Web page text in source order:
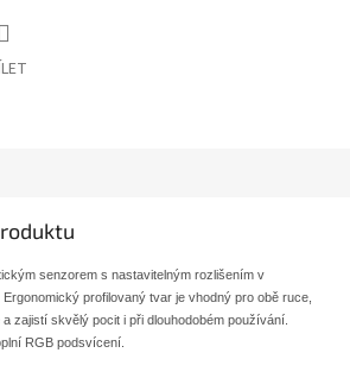
senzorem s nastavitelným rozlišením v
profilovaný tvar je vhodný pro obě ruce,
zajistí skvělý pocit i při dlouhodobém používání.
RGB podsvícení.